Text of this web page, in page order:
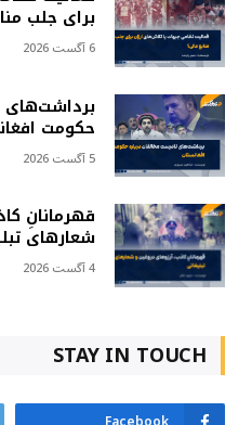
برای جلب
6 آگست 2026
برداشت‌های
حکومت
5 آگست 2026
قهرمانانِ
شعارهای
4 آگست 2026
STAY IN TOUCH